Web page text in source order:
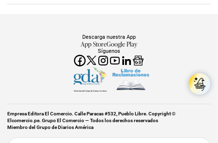
Síguenos
Descarga nuestra App
App StoreGoogle Play
Miembro del Grupo de Diarios América
Empresa Editora El Comercio. Calle Paracas #532, Pueblo Libre. Copyright ©
Elcomercio.pe. Grupo El Comercio — Todos los derechos reservados
Miembro del Grupo de Diarios América